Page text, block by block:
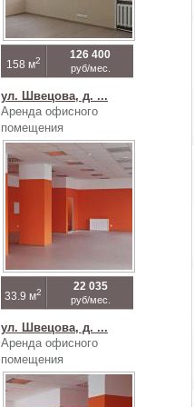
158 м2 126 400
руб/мес.
ул. Швецова, д. ...
Аренда офисного
помещения
33.9 м2 22 035
руб/мес.
ул. Швецова, д. ...
Аренда офисного
помещения